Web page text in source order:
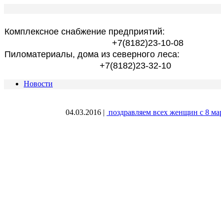
Комплексное снабжение предприятий:
+7(8182)23-10-08
Пиломатериалы, дома из северного леса:
+7(8182)23-32-10
Новости
04.03.2016 | поздравляем всех женщин с 8